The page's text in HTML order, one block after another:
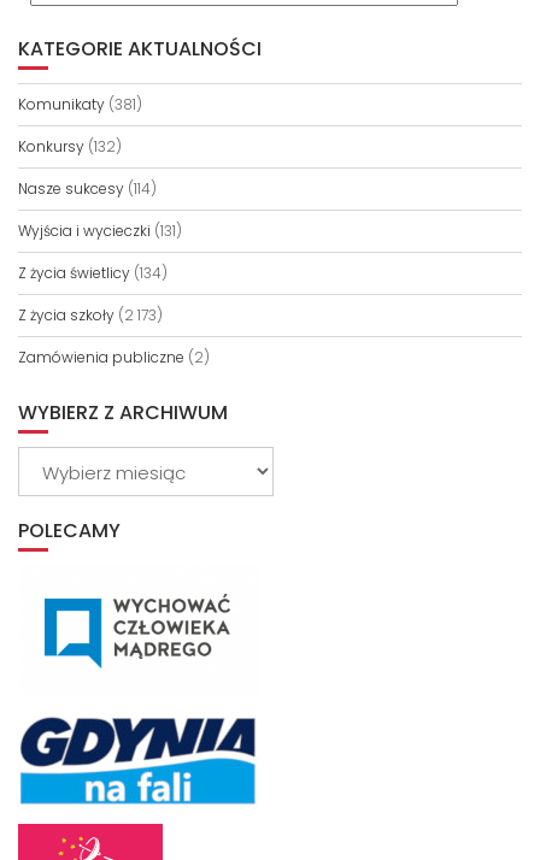
KATEGORIE AKTUALNOŚCI
Komunikaty (381)
Konkursy (132)
Nasze sukcesy (114)
Wyjścia i wycieczki (131)
Z życia świetlicy (134)
Z życia szkoły (2 173)
Zamówienia publiczne (2)
WYBIERZ Z ARCHIWUM
POLECAMY